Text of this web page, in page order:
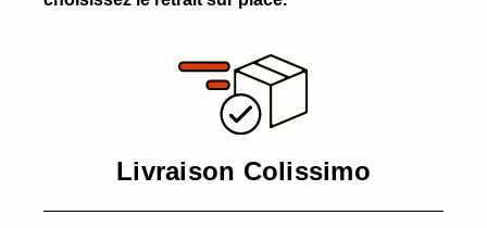
Livraison Colissimo